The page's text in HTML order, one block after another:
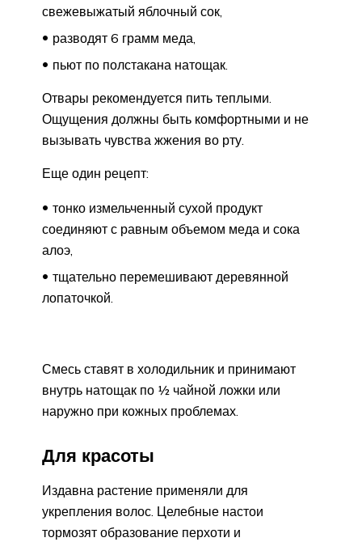
свежевыжатый яблочный сок,
разводят 6 грамм меда,
пьют по полстакана натощак.
Отвары рекомендуется пить теплыми.
Ощущения должны быть комфортными и не
вызывать чувства жжения во рту.
Еще один рецепт:
тонко измельченный сухой продукт
соединяют с равным объемом меда и сока
алоэ,
тщательно перемешивают деревянной
лопаточкой.
Смесь ставят в холодильник и принимают
внутрь натощак по ½ чайной ложки или
наружно при кожных проблемах.
Для красоты
Издавна растение применяли для
укрепления волос. Целебные настои
тормозят образование перхоти и